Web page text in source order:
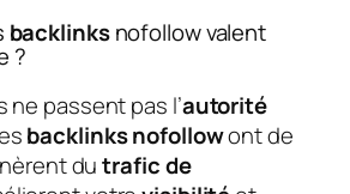
backlinksnofollow valent
?
ne passent pas l’autorité
backlinks nofollowont de
dutrafic de